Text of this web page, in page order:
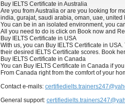
Buy IELTS Certificate in Australia
Are you from Australia or are you looking for
india, gurajat, saudi arabia, oman, uae, united
You can be in an isolated environment, you
All you need to do is click on Book now and
Buy IELTS Certificate in USA
With us, you can Buy IELTS Certificate in
their desired IELTS Certificate scores. Book
Buy IELTS Certificate in Canada
You can Buy IELTS Certificate in Canada if
From Canada right from the comfort of your
Contact e-mails:
General support: